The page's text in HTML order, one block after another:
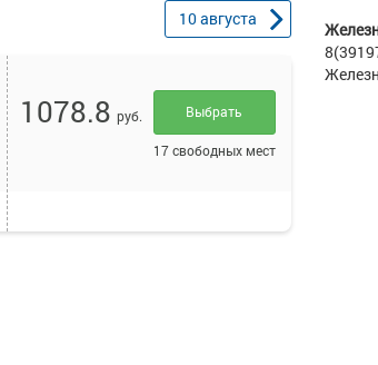
10августа
1078.8 руб. Выбрать
17 свободных мест